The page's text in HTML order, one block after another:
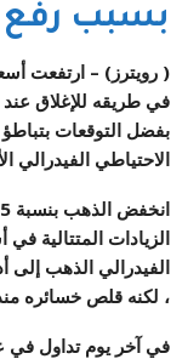
بسبب رفع
( رويترز) – ارتفعت
بفضل التوقعات
الاحتياطي الفيدرالي
الزيادات المتتالية
الفيدرالي الذهب
، لكنه قلص خسائره